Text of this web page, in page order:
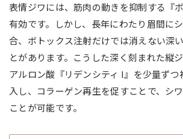
表情ジワには、筋肉の動きを抑制する『
有効です。しかし、長年にわたり眉間に
合、ボトックス注射だけでは消えない深
とがあります。こうした深く刻まれた縦
アルロン酸『リデンシティ I』を少量ず
入し、コラーゲン再生を促すことで、シ
ことが可能です。